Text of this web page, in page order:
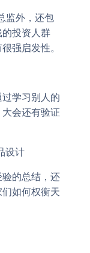
监外，还包
投资人群
强启发性。
学习别人的
会还有验证
设计
的总结，还
如何权衡天